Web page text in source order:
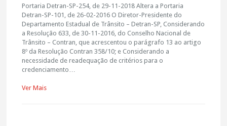
Portaria Detran-SP-254, de 29-11-2018 Altera a Portaria
Detran-SP-101, de 26-02-2016 O Diretor-Presidente do
Departamento Estadual de Trânsito – Detran-SP, Considerando
a Resolução 633, de 30-11-2016, do Conselho Nacional de
Trânsito – Contran, que acrescentou o parágrafo 13 ao artigo
8º da Resolução Contran 358/10; e Considerando a
necessidade de readequação de critérios para o
credenciamento…
Ver Mais